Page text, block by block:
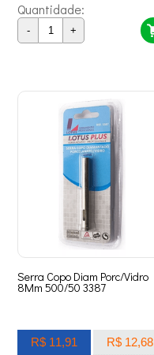
Quantidade:
- +
Serra Copo Diam Porc/Vidro
8Mm 500/50 3387
R$ 11,91 R$ 12,68